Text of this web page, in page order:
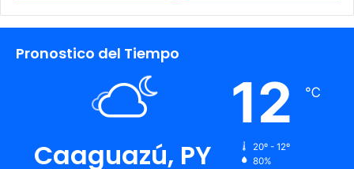
Pronostico del Tiempo
Caaguazú, PY
12 ℃
20º - 12º
80%